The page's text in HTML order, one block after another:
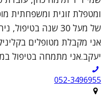
ומטפלת זוגית ומשפחתית
של מעל 30 שנה
אני מקבלת מטופלים
יעקב.אני מתמחה בטיפול
052-3496955